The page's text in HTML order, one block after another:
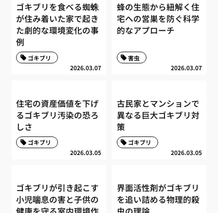
ゴキブリを食べる蜘蛛
が住み着いた家で起き
た劇的な環境変化の事
例
2026.03.07
ゴキブリ
蜂の生態から紐解く住
宅への営巣を防ぐ科学
的なアプローチ
2026.03.07
害虫
住宅の資産価値を下げ
るゴキブリ汚染の恐ろ
しさ
2026.03.05
ゴキブリ
古民家とマンションで
異なる巨大ゴキブリ対
策
2026.03.05
ゴキブリ
ゴキブリが引き起こす
小児喘息の害と子供の
界面活性剤がゴキブリ
を追い詰める物理的殺